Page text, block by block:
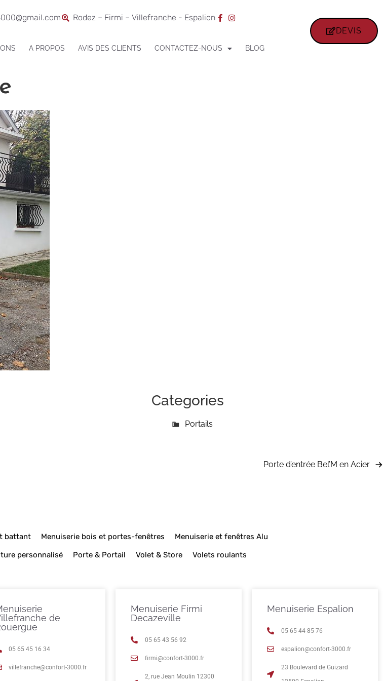
Rodez – Firmi – Villefranche - Espalion
A PROPOS AVIS DES CLIENTS CONTACTEZ-NOUS BLOG
DEVIS
Categories
Portails
Porte d’entrée Bel’M en Acier
battant Menuiserie bois et portes-fenêtres
Menuiserie et fenêtres Alu
personnalisé Porte & Portail Volet & Store Volets roulants
de
05 65 45 16 34
villefranche@confort-3000.fr
Menuiserie Firmi
Decazeville
05 65 43 56 92
firmi@confort-3000.fr
2, rue Jean Moulin 12300
Menuiserie Espalion
05 65 44 85 76
espalion@confort-3000.fr
23 Boulevard de Guizard